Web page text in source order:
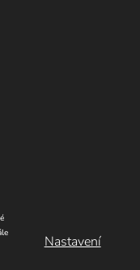
Nastavení